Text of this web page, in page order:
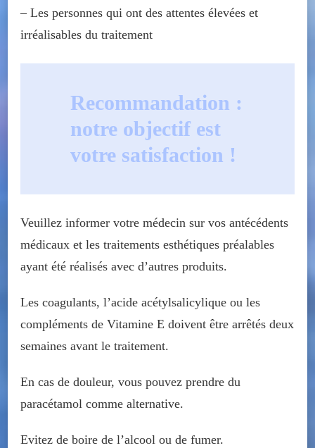
– Les personnes qui ont des attentes élevées et
irréalisables du traitement
Recommandation :
notre objectif est
votre satisfaction !
Veuillez informer votre médecin sur vos antécédents
médicaux et les traitements esthétiques préalables
ayant été réalisés avec d’autres produits.
Les coagulants, l’acide acétylsalicylique ou les
compléments de Vitamine E doivent être arrêtés deux
semaines avant le traitement.
En cas de douleur, vous pouvez prendre du
paracétamol comme alternative.
Evitez de boire de l’alcool ou de fumer.